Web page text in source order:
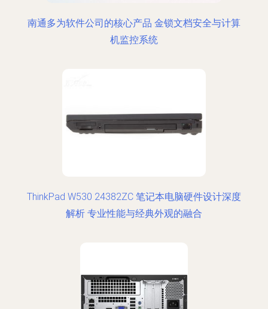
南通多为软件公司的核心产品 金锁文档安全与计算
机监控系统
ThinkPad W530 24382ZC 笔记本电脑硬件设计深度
解析 专业性能与经典外观的融合